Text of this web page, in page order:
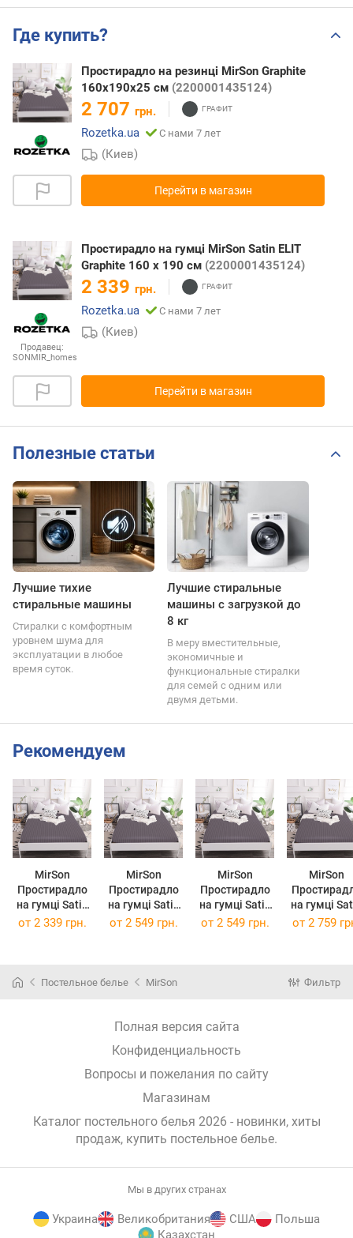
Где купить?
Простирадло на резинці MirSon Graphite
160x190х25 см (2200001435124)
2 707 грн.
Rozetka.ua
С нами 7 лет
(Киев)
Перейти в магазин
Продавец:
SONMIR_homes
Простирадло на гумці MirSon Satin ELIT
Graphite 160 х 190 см (2200001435124)
2 339 грн.
Rozetka.ua
С нами 7 лет
(Киев)
Перейти в магазин
Полезные статьи
Лучшие тихие
стиральные машины
Стиралки с комфортным
уровнем шума для
эксплуатации в любое
время суток.
Лучшие стиральные
машины с загрузкой до
8 кг
В меру вместительные,
экономичные и
функциональные стиралки
для семей с одним или
двумя детьми.
Рекомендуем
MirSon
Простирадло
на гумці Satin
ELIT Graphite
MirSon
Простирадло
на гумці Satin
ELIT Graphite
MirSon
Простирадло
на гумці Satin
ELIT Graphite
MirSon
на гумці Satin
ELIT
от 2 339 грн. от 2 549 грн. от 2 549 грн. от 2 759
Постельное белье MirSon Фильтр
Полная версия сайта
Конфиденциальность
Вопросы и пожелания по сайту
Магазинам
Каталог постельного белья 2026 - новинки, хиты
продаж, купить постельное белье.
Мы в других странах
Украина Великобритания США
Польша
Казахстан